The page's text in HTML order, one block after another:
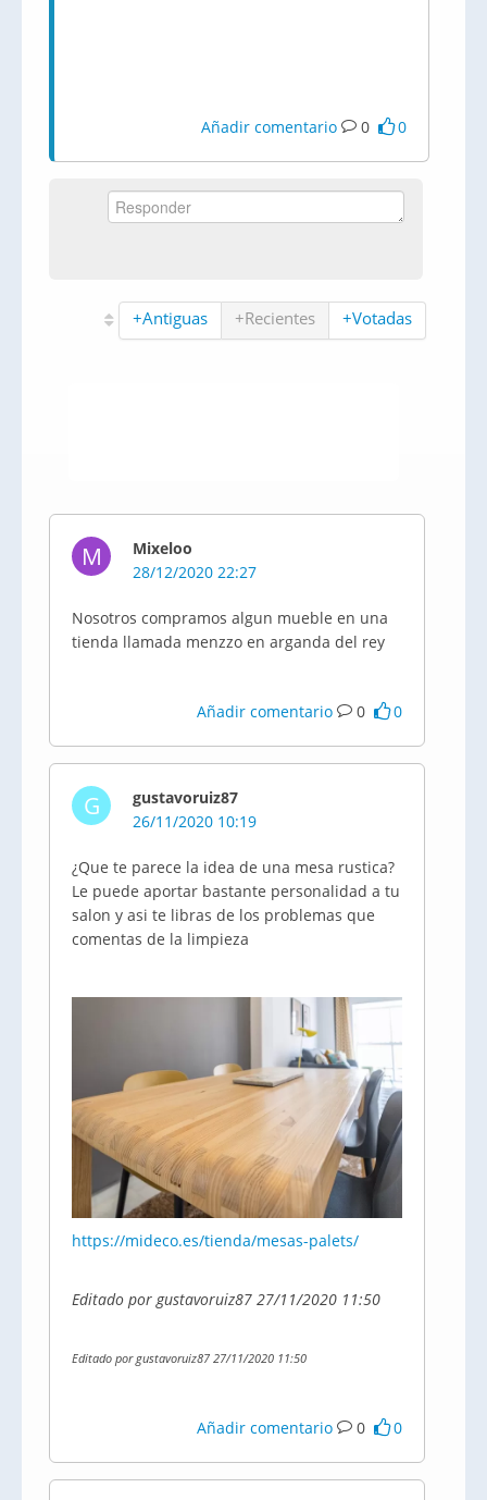
Añadir comentario 0 0
+Antiguas +Recientes +Votadas
M
Mixeloo
28/12/2020 22:27
Nosotros compramos algun mueble en una
tienda llamada menzzo en arganda del rey
Añadir comentario 0 0
G
gustavoruiz87
26/11/2020 10:19
¿Que te parece la idea de una mesa rustica?
Le puede aportar bastante personalidad a tu
salon y asi te libras de los problemas que
comentas de la limpieza
https://mideco.es/tienda/mesas-palets/
Editado por gustavoruiz87 27/11/2020 11:50
Editado por gustavoruiz87 27/11/2020 11:50
Añadir comentario 0 0